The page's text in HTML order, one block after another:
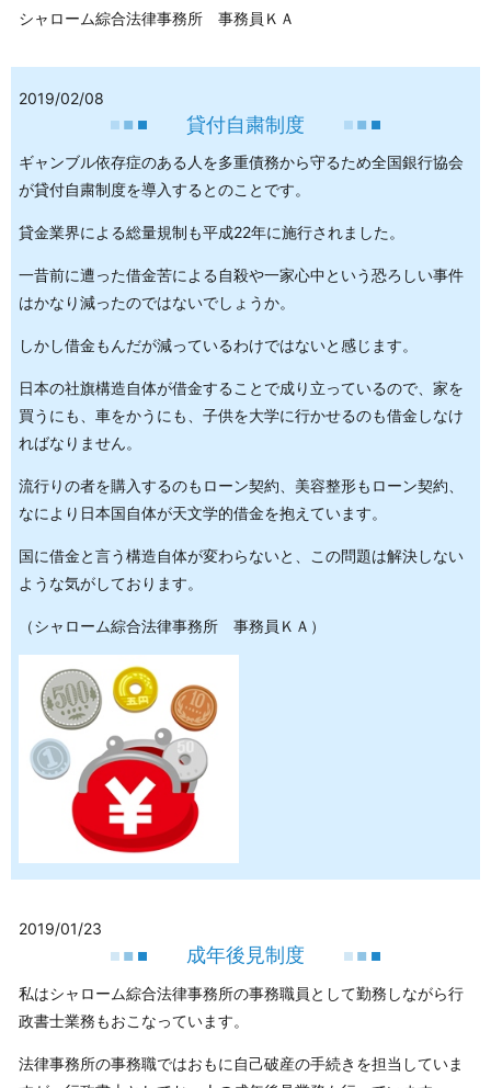
シャローム綜合法律事務所 事務員ＫＡ
2019/02/08
貸付自粛制度
ギャンブル依存症のある人を多重債務から守るため全国銀行協会
が貸付自粛制度を導入するとのことです。
貸金業界による総量規制も平成22年に施行されました。
一昔前に遭った借金苦による自殺や一家心中という恐ろしい事件
はかなり減ったのではないでしょうか。
しかし借金もんだが減っているわけではないと感じます。
日本の社旗構造自体が借金することで成り立っているので、家を
買うにも、車をかうにも、子供を大学に行かせるのも借金しなけ
ればなりません。
流行りの者を購入するのもローン契約、美容整形もローン契約、
なにより日本国自体が天文学的借金を抱えています。
国に借金と言う構造自体が変わらないと、この問題は解決しない
ような気がしております。
（シャローム綜合法律事務所 事務員ＫＡ）
2019/01/23
成年後見制度
私はシャローム綜合法律事務所の事務職員として勤務しながら行
政書士業務もおこなっています。
法律事務所の事務職ではおもに自己破産の手続きを担当していま